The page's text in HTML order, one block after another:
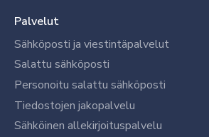
Palvelut
Sähköposti ja viestintäpalvelut
Salattu sähköposti
Personoitu salattu sähköposti
Tiedostojen jakopalvelu
Sähköinen allekirjoituspalvelu